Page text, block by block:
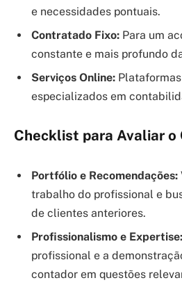
e necessidades pontuais.
Contratado Fixo: Para um
constante e mais profundo
Serviços Online:
especializados em
Checklist para Avaliar o
Portfólio e Recomendações:
trabalho do profissional e
de clientes anteriores.
Profissionalismo e Expertise:
profissional e a
contador em questões